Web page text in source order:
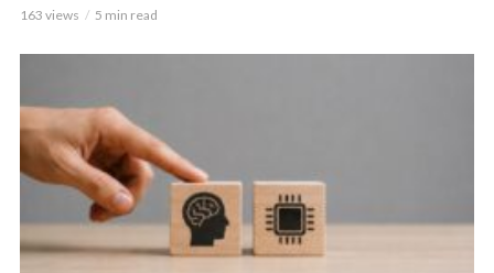
163 views 5 min read